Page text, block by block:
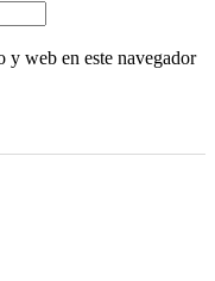
y web en este navegador